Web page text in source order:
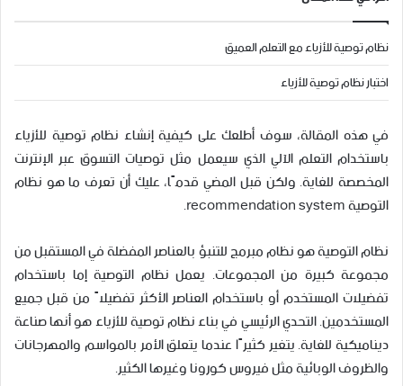
نظام توصية للأزياء مع التعلم العميق
اختبار نظام توصية للأزياء
في هذه المقالة، سوف أطلعك على كيفية إنشاء نظام توصية للأزياء
باستخدام التعلم الآلي الذي سيعمل مثل توصيات التسوق عبر الإنترنت
المخصصة للغاية. ولكن قبل المضي قدمًا، عليك أن تعرف ما هو نظام
التوصية recommendation system.
نظام التوصية هو نظام مبرمج للتنبؤ بالعناصر المفضلة في المستقبل من
مجموعة كبيرة من المجموعات. يعمل نظام التوصية إما باستخدام
تفضيلات المستخدم أو باستخدام العناصر الأكثر تفضيلاً من قبل جميع
المستخدمين. التحدي الرئيسي في بناء نظام توصية للأزياء هو أنها صناعة
ديناميكية للغاية. يتغير كثيرًا عندما يتعلق الأمر بالمواسم والمهرجانات
والظروف الوبائية مثل فيروس كورونا وغيرها الكثير.